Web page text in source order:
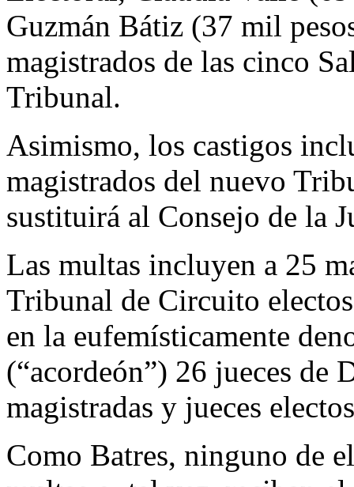
Guzmán Bátiz (37 mil
magistrados de las cinco
Tribunal.
Asimismo, los castigos
magistrados del nuevo
sustituirá al Consejo de la
Las multas incluyen a 25
Tribunal de Circuito
en la eufemísticamente
(“acordeón”) 26 jueces de
magistradas y jueces
Como Batres, ninguno de